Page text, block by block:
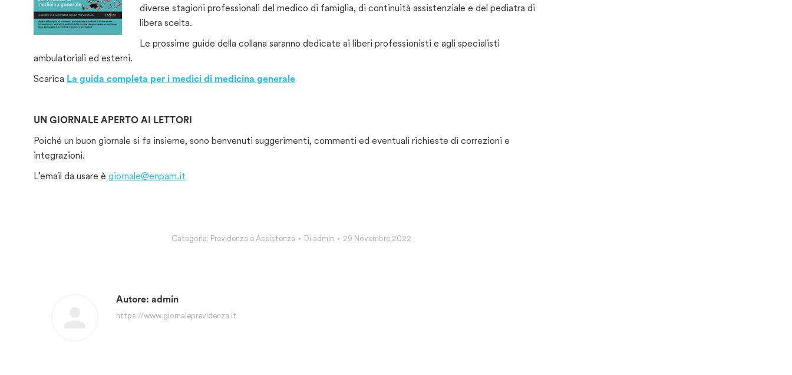
diverse stagioni professionali del medico di famiglia, di continuità assistenziale e del pediatra di
libera scelta.
Le prossime guide della collana saranno dedicate ai liberi professionisti e agli specialisti
ambulatoriali ed esterni.
Scarica La guida completa per i medici di medicina generale
UN GIORNALE APERTO AI LETTORI
Poiché un buon giornale si fa insieme, sono benvenuti suggerimenti, commenti ed eventuali richieste di correzioni e
integrazioni.
L’email da usare è giornale@enpam.it
Categoria: Previdenza e Assistenza Di admin 29 Novembre 2022
Autore: admin
https://www.giornaleprevidenza.it